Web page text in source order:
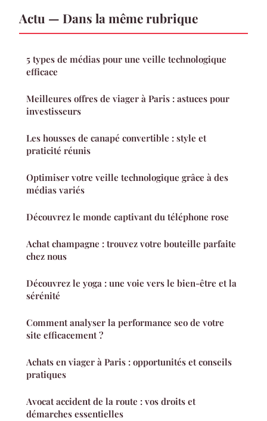
Actu — Dans la même rubrique
5 types de médias pour une veille technologique
efficace
Meilleures offres de viager à Paris : astuces pour
investisseurs
Les housses de canapé convertible : style et
praticité réunis
Optimiser votre veille technologique grâce à des
médias variés
Découvrez le monde captivant du téléphone rose
Achat champagne : trouvez votre bouteille parfaite
chez nous
Découvrez le yoga : une voie vers le bien-être et la
sérénité
Comment analyser la performance seo de votre
site efficacement ?
Achats en viager à Paris : opportunités et conseils
pratiques
Avocat accident de la route : vos droits et
démarches essentielles